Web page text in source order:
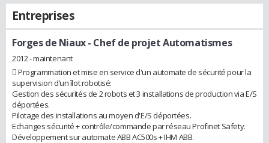
Entreprises
Forges de Niaux- Chef de projet Automatismes
2012 - maintenant
 Programmation et mise en service d'un automate de sécurité pour la
supervision d’un îlot robotisé:
Gestion des sécurités de 2 robots et 3 installations de production via E/S
déportées.
Pilotage des installations au moyen d'E/S déportées.
Echanges sécurité + contrôle/commande par réseau Profinet Safety.
Développement sur automate ABB AC500s + IHM ABB.